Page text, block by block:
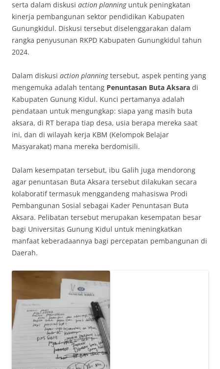
serta dalam diskusi action planninguntuk peningkatan
kinerja pembangunan sektor pendidikan Kabupaten
Gunungkidul. Diskusi tersebut diselenggarakan dalam
rangka penyusunan RKPD Kabupaten Gunungkidul tahun
2024.
Dalam diskusi action planningtersebut, aspek penting yang
mengemuka adalah tentang Penuntasan Buta Aksara di
Kabupaten Gunung Kidul. Kunci pertamanya adalah
pendataan untuk mengungkap: siapa yang masih buta
aksara, di RT berapa tiap desa, usia berapa mereka saat
ini, dan di wilayah kerja KBM (Kelompok Belajar
Masyarakat) mana mereka berdomisili.
Dalam kesempatan tersebut, ibu Galih juga mendorong
agar penuntasan Buta Aksara tersebut dilakukan secara
kolaboratif termasuk menggandeng mahasiswa Prodi
Pembangunan Sosial sebagai Kader Penuntasan Buta
Aksara. Pelibatan tersebut merupakan kesempatan besar
bagi Universitas Gunung Kidul untuk meningkatkan
manfaat keberadaannya bagi percepatan pembangunan di
Daerah.